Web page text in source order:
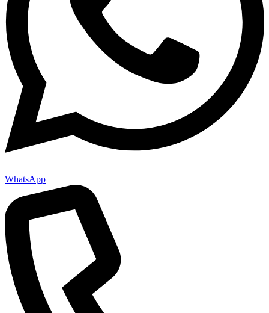
WhatsApp